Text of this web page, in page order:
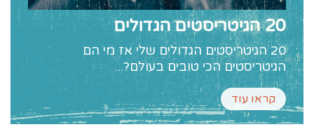
20 הגיטריסטים הגדולים
20 הגיטריסטים הגדולים שלי אז מי הם
הגיטריסטים הכי טובים בעולם?...
קראו עוד